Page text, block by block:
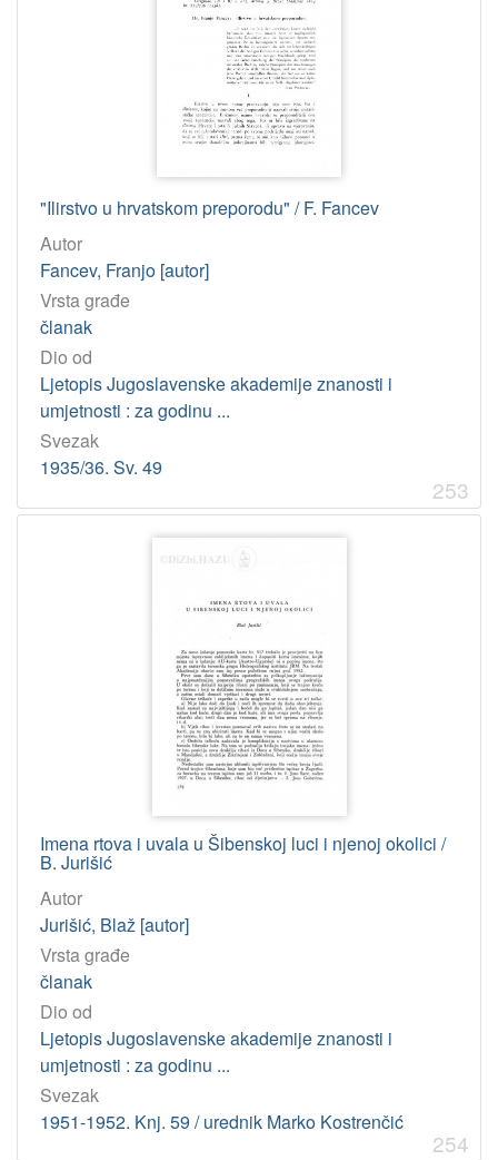
"Ilirstvo u hrvatskom preporodu" / F. Fancev
Autor
Fancev, Franjo [autor]
Vrsta građe
članak
Dio od
Ljetopis Jugoslavenske akademije znanosti i
umjetnosti : za godinu ...
Svezak
1935/36. Sv. 49
253
Imena rtova i uvala u Šibenskoj luci i njenoj okolici /
B. Jurišić
Autor
Jurišić, Blaž [autor]
Vrsta građe
članak
Dio od
Ljetopis Jugoslavenske akademije znanosti i
umjetnosti : za godinu ...
Svezak
1951-1952. Knj. 59 / urednik Marko Kostrenčić
254